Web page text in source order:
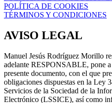
POLÍTICA DE COOKIES
TÉRMINOS Y CONDICIONES
AVISO LEGAL
Manuel Jesús Rodríguez Morillo
adelante RESPONSABLE, pone
presente documento, con el que
obligaciones dispuestas en la Ley
Servicios de la Sociedad de la
Electrónico (LSSICE), así como